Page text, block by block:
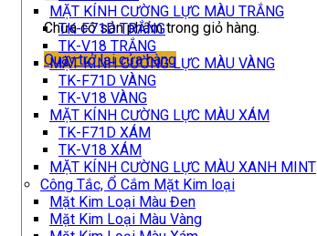
Chưa có sản phẩm trong giỏ hàng.
Quay trở lại cửa hàng
MẶT KÍNH CƯỜNG LỰC MÀU TRẮNG
TK-F71D TRẮNG
TK-V18 TRẮNG
MẶT KÍNH CƯỜNG LỰC MÀU VÀNG
TK-F71D VÀNG
TK-V18 VÀNG
MẶT KÍNH CƯỜNG LỰC MÀU XÁM
TK-F71D XÁM
TK-V18 XÁM
MẶT KÍNH CƯỜNG LỰC MÀU XANH MINT
Công Tắc, Ổ Cắm Mặt Kim loại
Mặt Kim Loại Màu Đen
Mặt Kim Loại Màu Vàng